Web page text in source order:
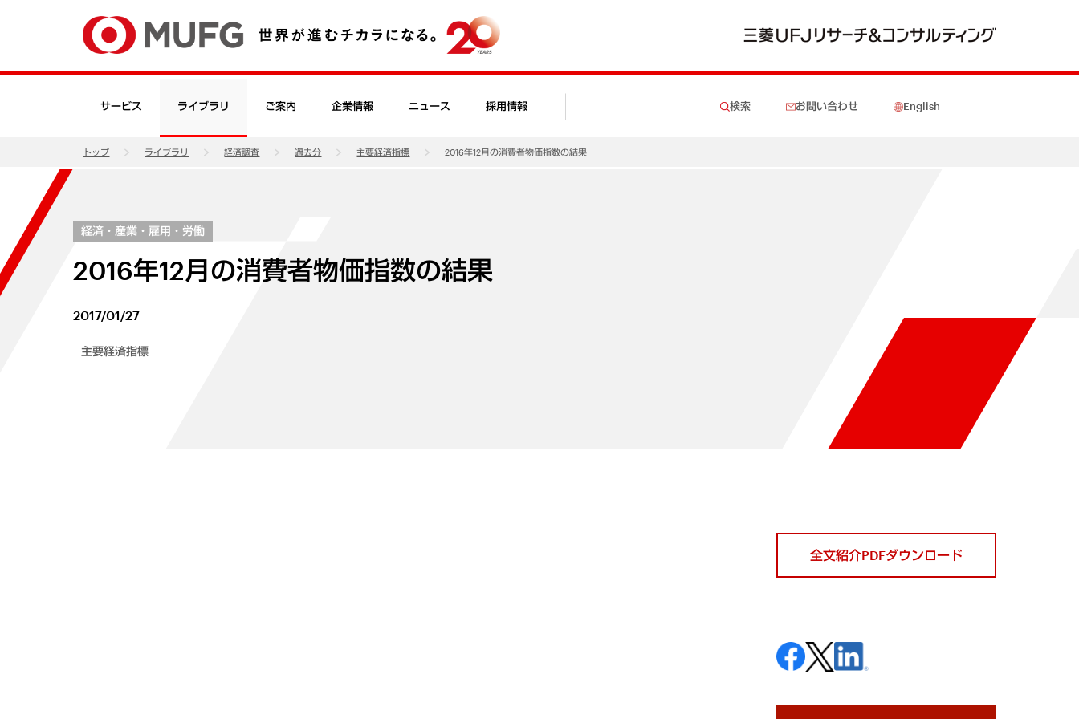
サービス ライブラリ ご案内 企業情報 ニュース 採用情報 検索 お問い合わせ English
トップ ライブラリ 経済調査 過去分 主要経済指標 2016年12月の消費者物価指数の結果
経済・産業・雇用・労働
2016年12月の消費者物価指数の結果
2017/01/27
主要経済指標
全文紹介PDFダウンロード